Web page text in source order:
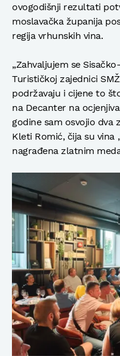
ovogodišnji rezultati
moslavačka županija
regija vrhunskih vina.
„Zahvaljujem se
Turističkoj zajednici
podržavaju i cijene to
na Decanter na
godine sam osvojio dva
Kleti Romić, čija su vina
nagrađena zlatnim